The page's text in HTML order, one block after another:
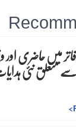
میں حاضری
متعلق نئی
>